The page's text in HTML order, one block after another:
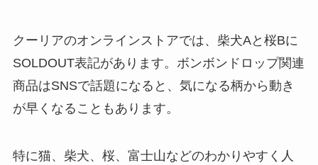
クーリアのオンラインストアでは、柴犬Aと桜Bに
SOLDOUT表記があります。ボンボンドロップ関連
商品はSNSで話題になると、気になる柄から動き
が早くなることもあります。
特に猫、柴犬、桜、富士山などのわかりやすく人